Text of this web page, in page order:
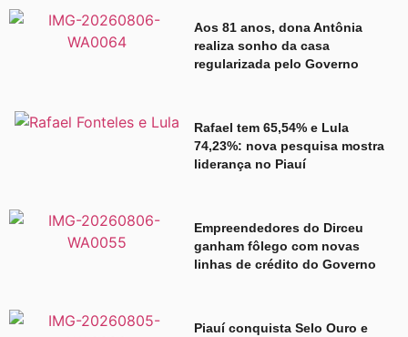
Aos 81 anos, dona Antônia
realiza sonho da casa
regularizada pelo Governo
Rafael tem 65,54% e Lula
74,23%: nova pesquisa mostra
liderança no Piauí
Empreendedores do Dirceu
ganham fôlego com novas
linhas de crédito do Governo
Piauí conquista Selo Ouro e